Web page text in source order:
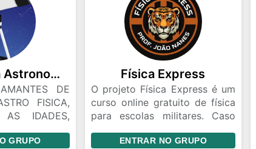
Amantes da Astronomia
DE
FISICA,
AS IDADES,
MUITO
GRUPO
Física Express
O projeto Física Express é um
curso online gratuito de física
para escolas militares. Caso
aguardando a sua ilustre
ENTRAR NO GRUPO